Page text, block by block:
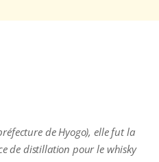
de Hyogo), elle fut la
de distillation pour le whisky